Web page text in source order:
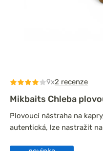
9x2 recenze
Mikbaits Chleba
Plovoucí nástraha na
autentická, lze nastražit